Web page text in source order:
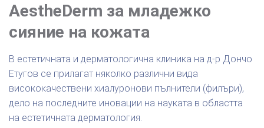
AestheDerm за младежко
сияние на кожата
В естетичната и дерматологична клиника на д-р Дончо
Етугов се прилагат няколко различни вида
висококачествени хиалуронови пълнители (филъри),
дело на последните иновации на науката в областта
на естетичната дерматология.